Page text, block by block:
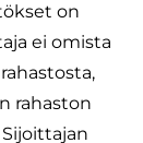
on
ei omista
rahaston